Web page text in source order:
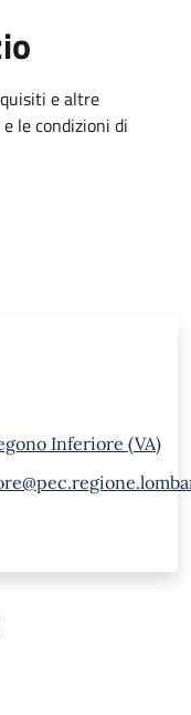
e altre
le condizioni di
Inferiore (VA)